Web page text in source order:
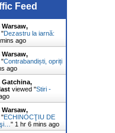
Feed
Warsaw,
"Dezastru la iarnă:
ago
Warsaw,
"Contrabandiști, opriți
ago
Gatchina,
viewed "Stiri -
Warsaw,
"ECHINOCŢIU DE
" 1 hr 6 mins ago